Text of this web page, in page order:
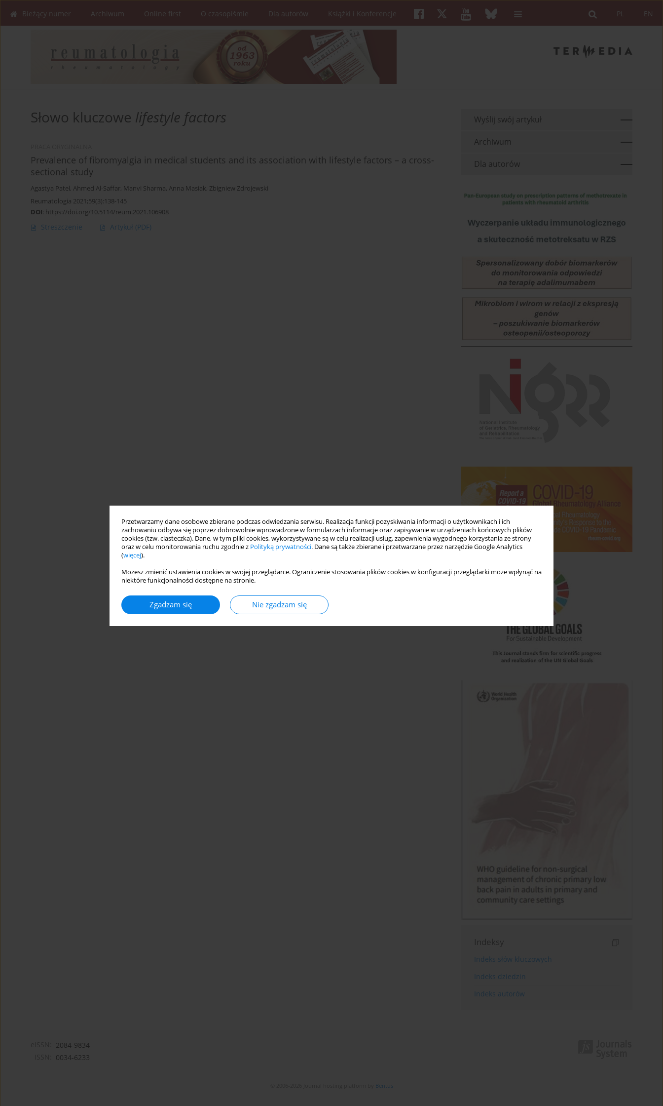
Przetwarzamy dane osobowe zbierane podczas odwiedzania serwisu. Realizacja funkcji pozyskiwania informacji o użytkownikach i ich
zachowaniu odbywa się poprzez dobrowolnie wprowadzone w formularzach informacje oraz zapisywanie w urządzeniach końcowych plików
cookies (tzw. ciasteczka). Dane, w tym pliki cookies, wykorzystywane są w celu realizacji usług, zapewnienia wygodnego korzystania ze strony
oraz w celu monitorowania ruchu zgodnie z Polityką prywatności. Dane są także zbierane i przetwarzane przez narzędzie Google Analytics
(więcej).
Możesz zmienić ustawienia cookies w swojej przeglądarce. Ograniczenie stosowania plików cookies w konfiguracji przeglądarki może wpłynąć na
niektóre funkcjonalności dostępne na stronie.
Zgadzam się Nie zgadzam się
EN
PL
Bieżący numer Archiwum Online first O czasopiśmie Dla autorów Książki i Konferencje
Słowo kluczowe lifestyle factors
Prevalence of fibromyalgia in medical students and its association with lifestyle factors – a cross-
sectional study
Agastya Patel, Ahmed Al-Saffar, Manvi Sharma, Anna Masiak, Zbigniew Zdrojewski
Reumatologia 2021;59(3):138-145
DOI: https://doi.org/10.5114/reum.2021.106908
Streszczenie Artykuł (PDF)
Wyślij swój artykuł
Archiwum
Dla autorów
Indeksy
Indeks słów kluczowych
Indeks dziedzin
Indeks autorów
2084-9834
0034-6233
Bentus